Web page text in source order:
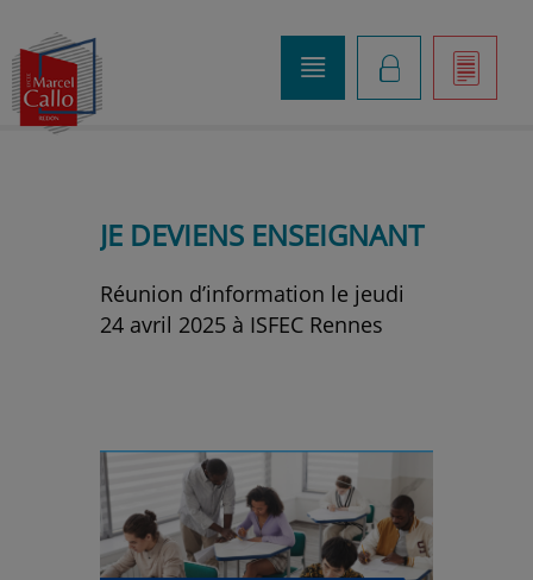
]
K
o
JE DEVIENS ENSEIGNANT
Réunion d’information le jeudi
24 avril 2025 à ISFEC Rennes